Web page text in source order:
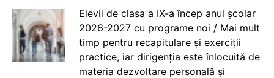
Elevii de clasa a IX-a încep anul școlar
2026-2027 cu programe noi / Mai mult
timp pentru recapitulare și exerciții
practice, iar dirigenția este înlocuită de
materia dezvoltare personală și